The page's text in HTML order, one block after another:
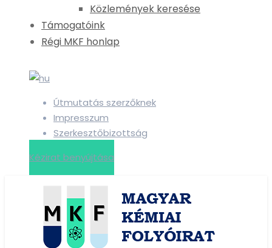
Közlemények keresése
Támogatóink
Régi MKF honlap
Útmutatás szerzőknek
Impresszum
Szerkesztőbizottság
Kézirat benyújtása